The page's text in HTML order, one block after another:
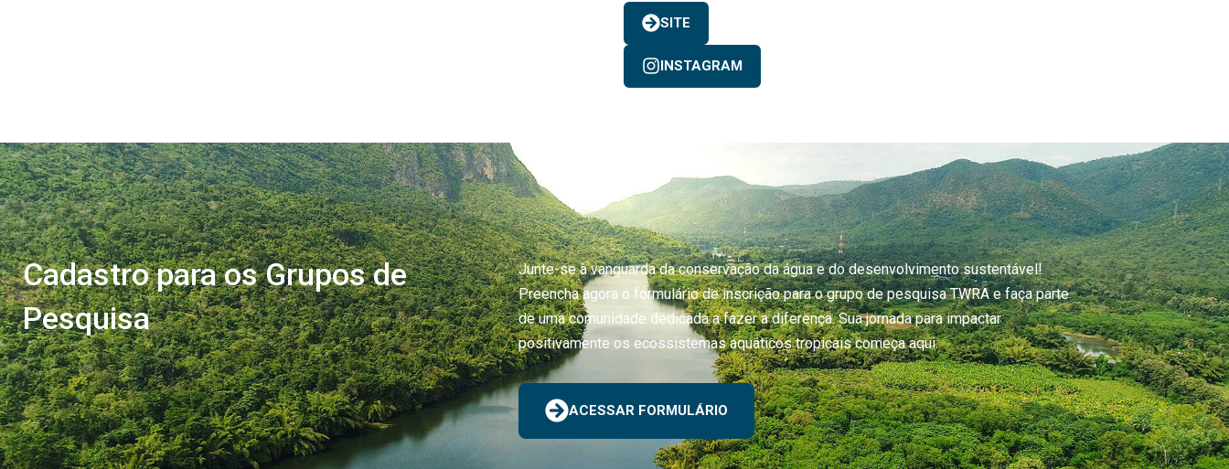
SITE
INSTAGRAM
Cadastro para os Grupos de
Pesquisa
Junte-se à vanguarda da conservação da água e do desenvolvimento sustentável!
Preencha agora o formulário de inscrição para o grupo de pesquisa TWRA e faça parte
de uma comunidade dedicada a fazer a diferença. Sua jornada para impactar
positivamente os ecossistemas aquáticos tropicais começa aqui.
ACESSAR FORMULÁRIO